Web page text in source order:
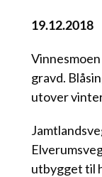
19.12.2018
gravd.
utover
utbygget til